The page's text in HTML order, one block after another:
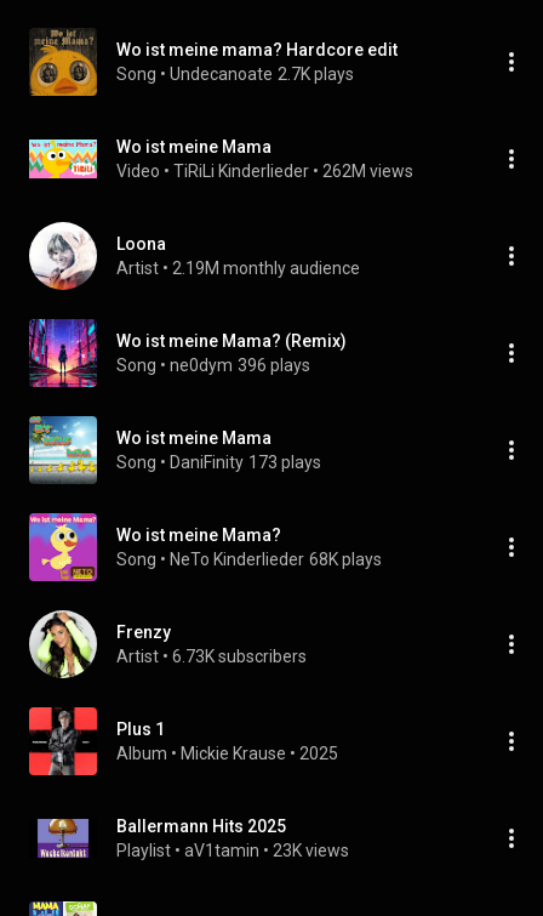
Wo ist meine mama? Hardcore edit
Song • Undecanoate 2.7K plays
Wo ist meine Mama
Video • TiRiLi Kinderlieder • 262M views
Loona
Artist • 2.19M monthly audience
Wo ist meine Mama? (Remix)
Song • ne0dym 396 plays
Wo ist meine Mama
Song • DaniFinity 173 plays
Wo ist meine Mama?
Song • NeTo Kinderlieder 68K plays
Frenzy
Artist • 6.73K subscribers
Plus 1
Album • Mickie Krause • 2025
Ballermann Hits 2025
Playlist • aV1tamin • 23K views